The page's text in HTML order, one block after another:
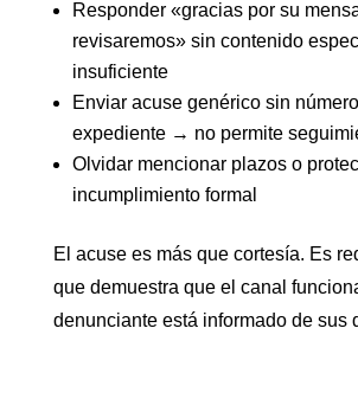
Responder «gracias por su
revisaremos» sin contenido
insuficiente
Enviar acuse genérico sin
expediente → no permite
Olvidar mencionar plazos o
incumplimiento formal
El acuse es más que cortesía. Es
que demuestra que el canal
denunciante está informado de sus